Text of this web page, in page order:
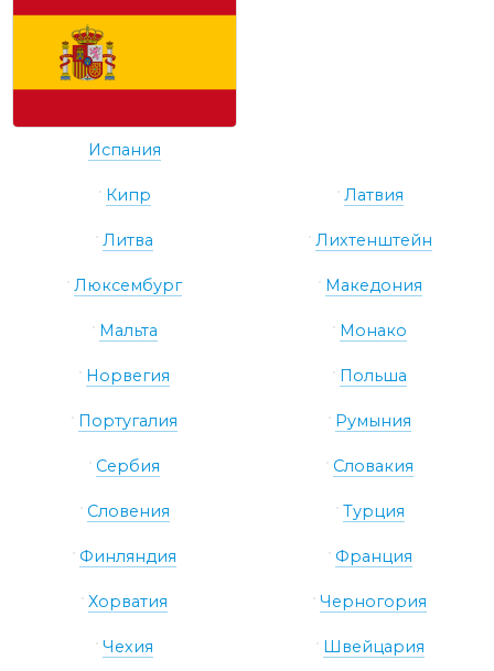
Испания
Кипр Латвия
Литва Лихтенштейн
Люксембург Македония
Мальта Монако
Норвегия Польша
Португалия Румыния
Сербия Словакия
Словения Турция
Финляндия Франция
Хорватия Черногория
Чехия Швейцария